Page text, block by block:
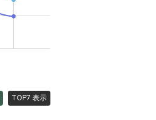
TOP7 表示